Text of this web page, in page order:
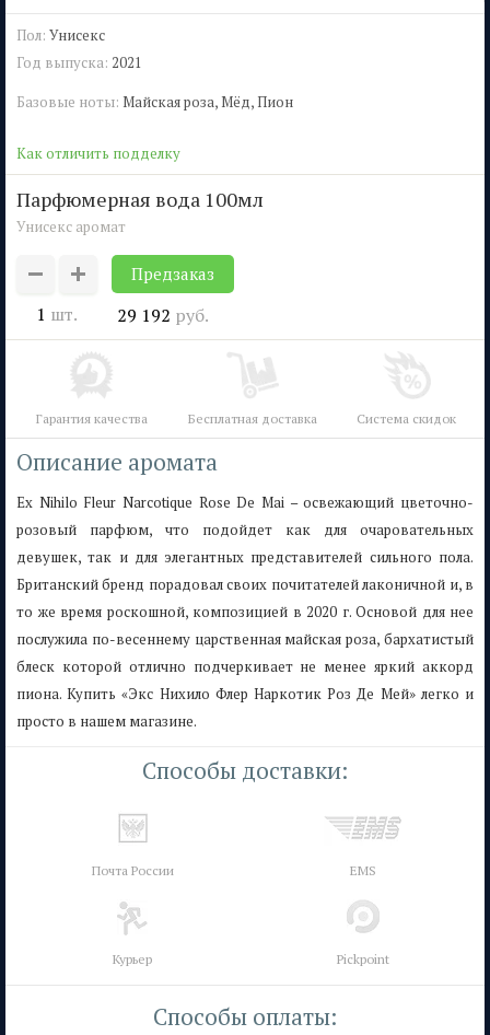
Как отличить подделку
Пол: Унисекс
Год выпуска: 2021
Базовые ноты: Майская роза, Мёд, Пион
парфюмерная вода 100мл
Унисекс аромат
1 шт.
Предзаказ
29 192 руб.
Гарантия качества Бесплатная доставка Система скидок
Описание аромата
Ex Nihilo Fleur Narcotique Rose De Mai – освежающий цветочно-
розовый парфюм, что подойдет как для очаровательных
девушек, так и для элегантных представителей сильного пола.
Британский бренд порадовал своих почитателей лаконичной и, в
то же время роскошной, композицией в 2020 г. Основой для нее
послужила по-весеннему царственная майская роза, бархатистый
блеск которой отлично подчеркивает не менее яркий аккорд
пиона. Купить «Экс Нихило Флер Наркотик Роз Де Мей» легко и
просто в нашем магазине.
Способы доставки:
Почта России EMS
Курьер Pickpoint
Способы оплаты: